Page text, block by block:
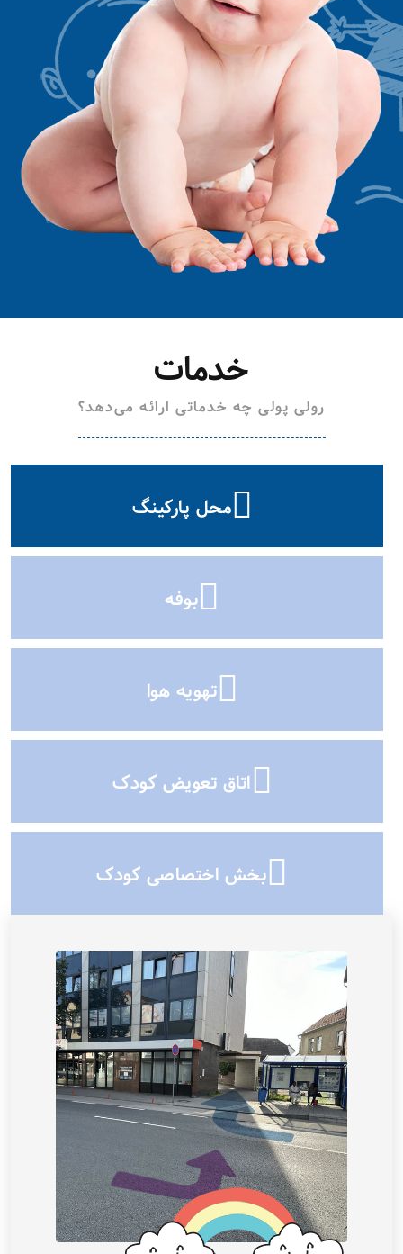
خدمات
رولی پولی چه خدماتی ارائه می‌دهد؟
محل پارکینگ
بوفه
تهویه هوا
اتاق تعویض کودک
بخش اختصاصی کودک